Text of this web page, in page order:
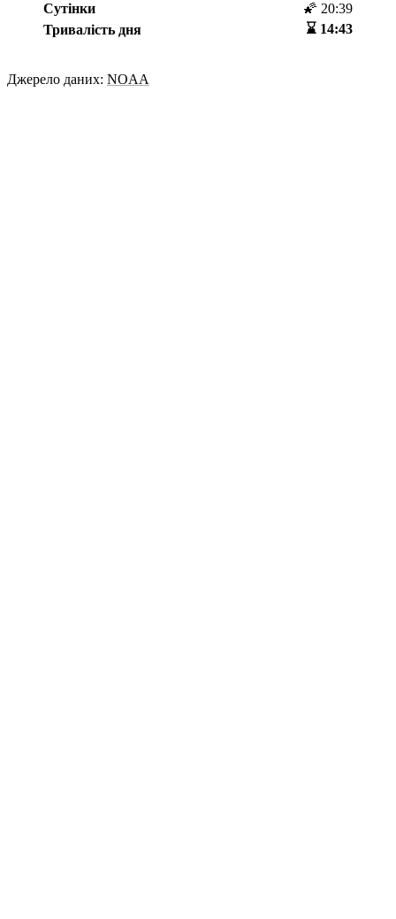
Сутінки
🌠 20:39
Тривалість дня
⌛️ 14:43
Джерело даних: NOAA